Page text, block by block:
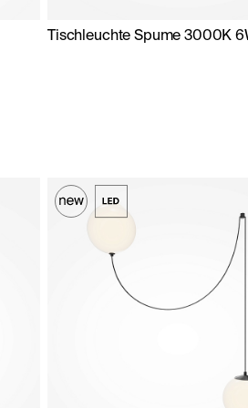
Tischleuchte Spume 3000K